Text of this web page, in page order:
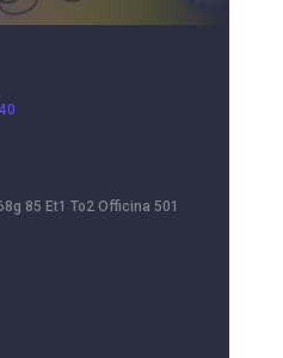
85 Et1 To2 Officina 501